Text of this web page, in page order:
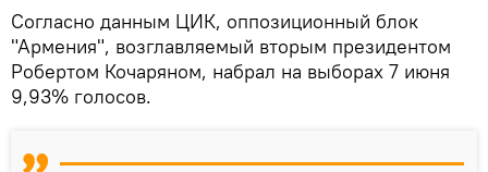
Согласно данным ЦИК, оппозиционный блок
"Армения", возглавляемый вторым президентом
Робертом Кочаряном, набрал на выборах 7 июня
9,93% голосов.